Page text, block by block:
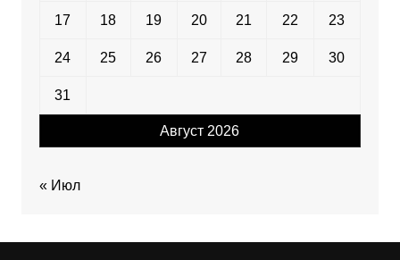
Август 2026
17 18 19 20 21 22 23
24 25 26 27 28 29 30
31
« Июл